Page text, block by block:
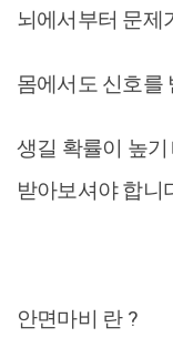
뇌에서부터 문제
몸에서도 신호를
생길 확률이 높
받아보셔야 합니
안면마비 란 ?